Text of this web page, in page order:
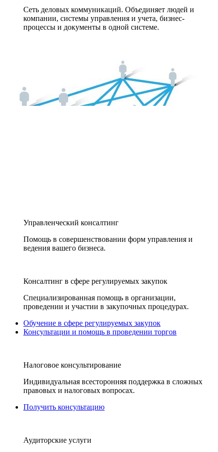
Сеть деловых коммуникаций. Объединяет людей и
компании, системы управления и учета, бизнес-
процессы и документы в одной системе.
Управленческий консалтинг
Помощь в совершенствовании форм управления и
ведения вашего бизнеса.
Консалтинг в сфере регулируемых закупок
Специализированная помощь в организации,
проведении и участии в закупочных процедурах.
Обучение в сфере регулируемых закупок
Консультации и помощь в проведении торгов
Налоговое консультирование
Индивидуальная всесторонняя поддержка в сложных
правовых и налоговых вопросах.
Получить консультацию
Аудиторские услуги